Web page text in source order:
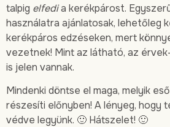
talpig elfedia kerékpárost.
használatra ajánlatosak, lehetőleg
kerékpáros edzéseken, mert
vezetnek! Mint az látható, az
is jelen vannak.
Mindenki döntse el maga, melyik
részesíti előnyben! A lényeg, hogy
védve legyünk. 🙂 Hátszelet! 🙂